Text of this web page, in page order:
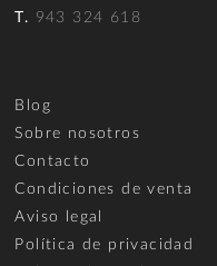
T. 943 324 618
Blog
Sobre nosotros
Contacto
Condiciones de venta
Aviso legal
Política de privacidad